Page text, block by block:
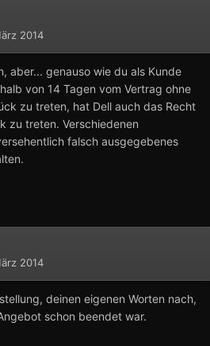
2014
aber... genauso wie du als Kunde
von 14 Tagen vom Vertrag ohne
zu treten, hat Dell auch das Recht
zu treten. Verschiedenen
falsch ausgegebenes
2014
deinen eigenen Worten nach,
schon beendet war.